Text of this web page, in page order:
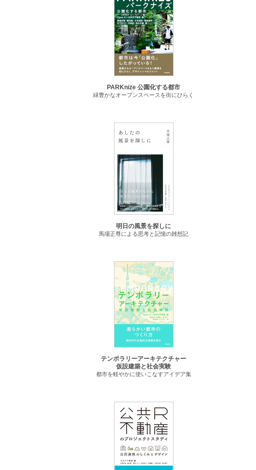
PARKnize 公園化する都市
緑豊かなオープンスペースを街にひらく
明日の風景を探しに
馬場正尊による思考と記憶の雑想記
テンポラリーアーキテクチャー
仮設建築と社会実験
都市を軽やかに使いこなすアイデア集